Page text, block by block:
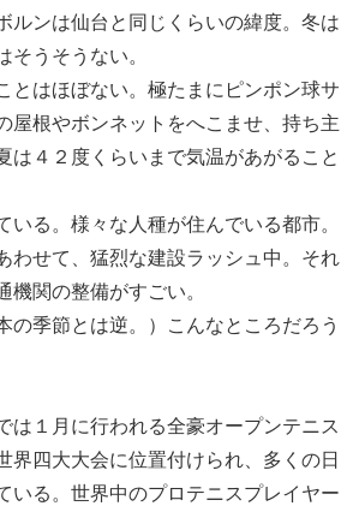
ルンは仙台と同じくらいの緯度。冬は
そうそうない。
とはほぼない。極たまにピンポン球サ
屋根やボンネットをへこませ、持ち主
は４２度くらいまで気温があがること
いる。様々な人種が住んでいる都市。
わせて、猛烈な建設ラッシュ中。それ
機関の整備がすごい。
の季節とは逆。）こんなところだろう
は１月に行われる全豪オープンテニス
界四大大会に位置付けられ、多くの日
いる。世界中のプロテニスプレイヤー